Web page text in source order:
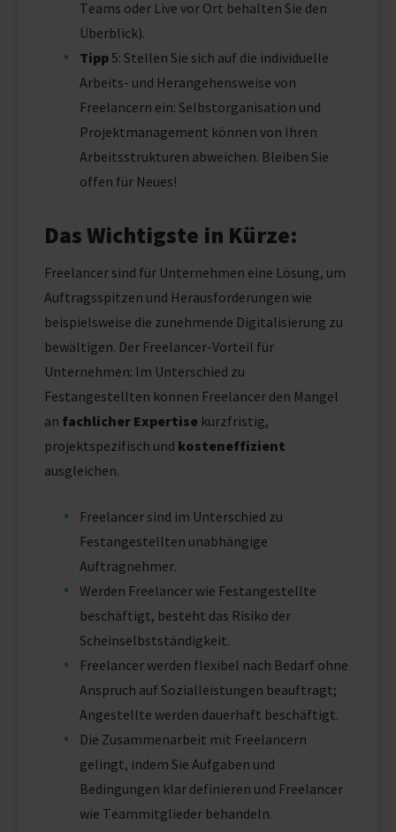
Teams oder Live vor Ort behalten Sie den
Überblick).
Tipp5: Stellen Sie sich auf die individuelle
Arbeits- und Herangehensweise von
Freelancern ein: Selbstorganisation und
Projektmanagement können von Ihren
Arbeitsstrukturen abweichen. Bleiben Sie
offen für Neues!
Das Wichtigste in Kürze:
Freelancer sind für Unternehmen eine Lösung, um
Auftragsspitzen und Herausforderungen wie
beispielsweise die zunehmende Digitalisierung zu
bewältigen. Der Freelancer-Vorteil für
Unternehmen: Im Unterschied zu
Festangestellten können Freelancer den Mangel
an fachlicher Expertise kurzfristig,
projektspezifisch und kosteneffizient
ausgleichen.
Freelancer sind im Unterschied zu
Festangestellten unabhängige
Auftragnehmer.
Werden Freelancer wie Festangestellte
beschäftigt, besteht das Risiko der
Scheinselbstständigkeit.
Freelancer werden flexibel nach Bedarf ohne
Anspruch auf Sozialleistungen beauftragt;
Angestellte werden dauerhaft beschäftigt.
Die Zusammenarbeit mit Freelancern
gelingt, indem Sie Aufgaben und
Bedingungen klar definieren und Freelancer
wie Teammitglieder behandeln.